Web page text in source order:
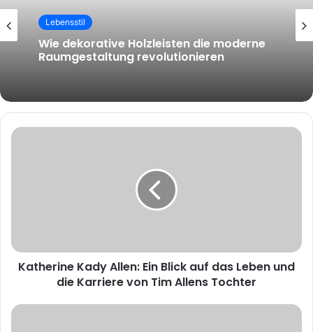
Lebensstil
Wie dekorative Holzleisten die moderne
Raumgestaltung revolutionieren
Katherine Kady Allen: Ein Blick auf das Leben und
die Karriere von Tim Allens Tochter